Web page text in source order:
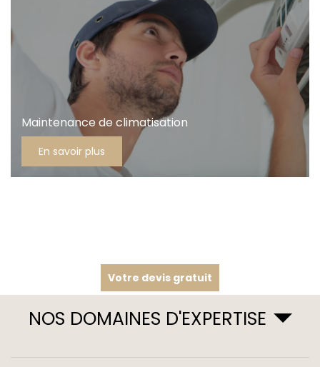
Maintenance de climatisation
En savoir plus
Votre devis gratuit
NOS DOMAINES D'EXPERTISE